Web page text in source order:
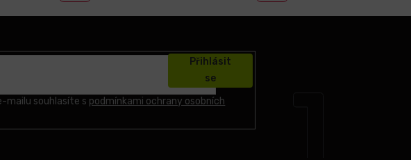
mailu souhlasíte s podmínkami ochrany osobních
Přihlásit
se